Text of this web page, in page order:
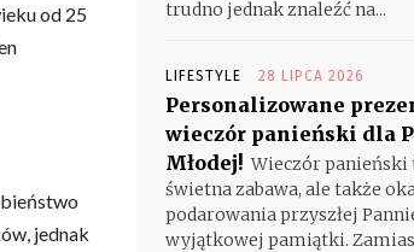
od 25
jednak
trudno jednak znaleźć na...
LIFESTYLE 28 LIPCA 2026
Personalizowane
wieczór panieński dla
Młodej! Wieczór
świetna zabawa, ale także
podarowania przyszłej
wyjątkowej pamiątki.